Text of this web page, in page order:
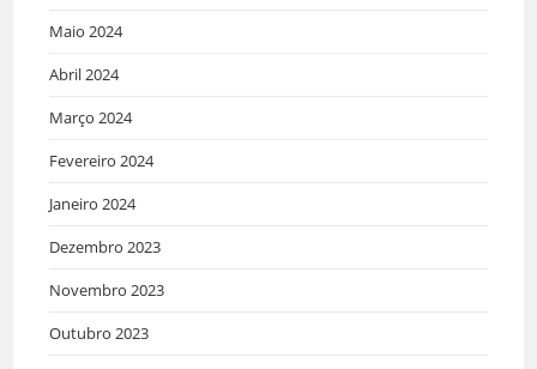
Maio 2024
Abril 2024
Março 2024
Fevereiro 2024
Janeiro 2024
Dezembro 2023
Novembro 2023
Outubro 2023